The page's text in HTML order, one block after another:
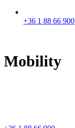
+36 1 88 66 900
Mobility